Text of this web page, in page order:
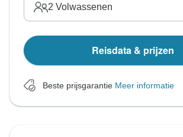
2 Volwassenen
Reisdata & prijzen
Beste prijsgarantie Meer informatie